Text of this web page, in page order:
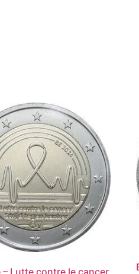
– Lutte contre le cancer